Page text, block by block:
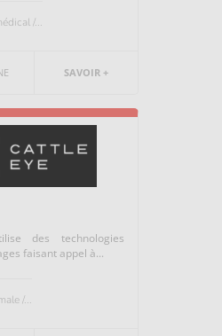
/...
SAVOIR +
des technologies
faisant appel à...
/...